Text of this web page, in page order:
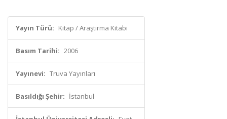
Yayın Türü: Kitap / Araştırma Kitabı
Basım Tarihi: 2006
Yayınevi: Truva Yayınları
Basıldığı Şehir: İstanbul